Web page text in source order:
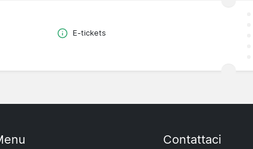
E-tickets
Contattaci